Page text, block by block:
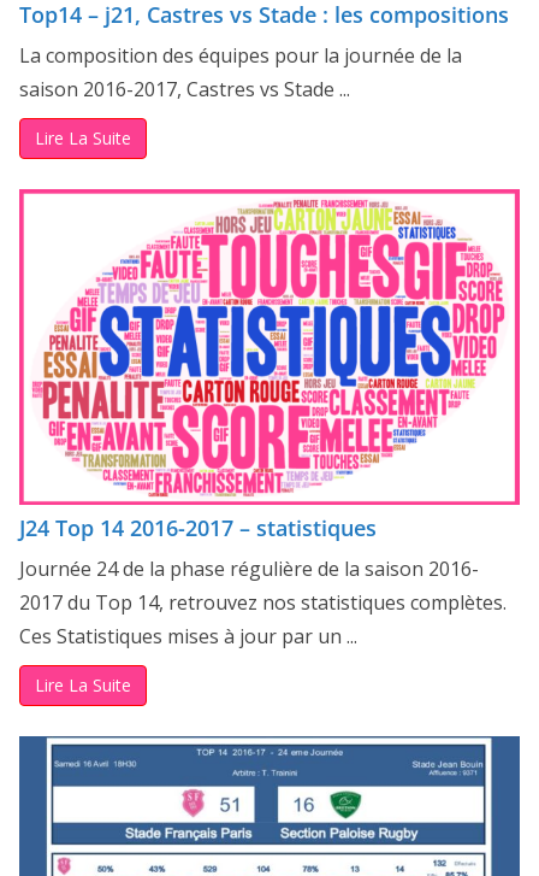
Top14 – j21, Castres vs Stade : les compositions
La composition des équipes pour la journée de la
saison 2016-2017, Castres vs Stade ...
Lire La Suite
J24 Top 14 2016-2017 – statistiques
Journée 24 de la phase régulière de la saison 2016-
2017 du Top 14, retrouvez nos statistiques complètes.
Ces Statistiques mises à jour par un ...
Lire La Suite